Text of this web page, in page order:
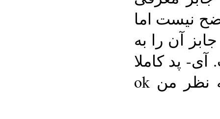
نیست اما
آن را به
پد کاملا
یک نمونه خوب است. به نظر من ok